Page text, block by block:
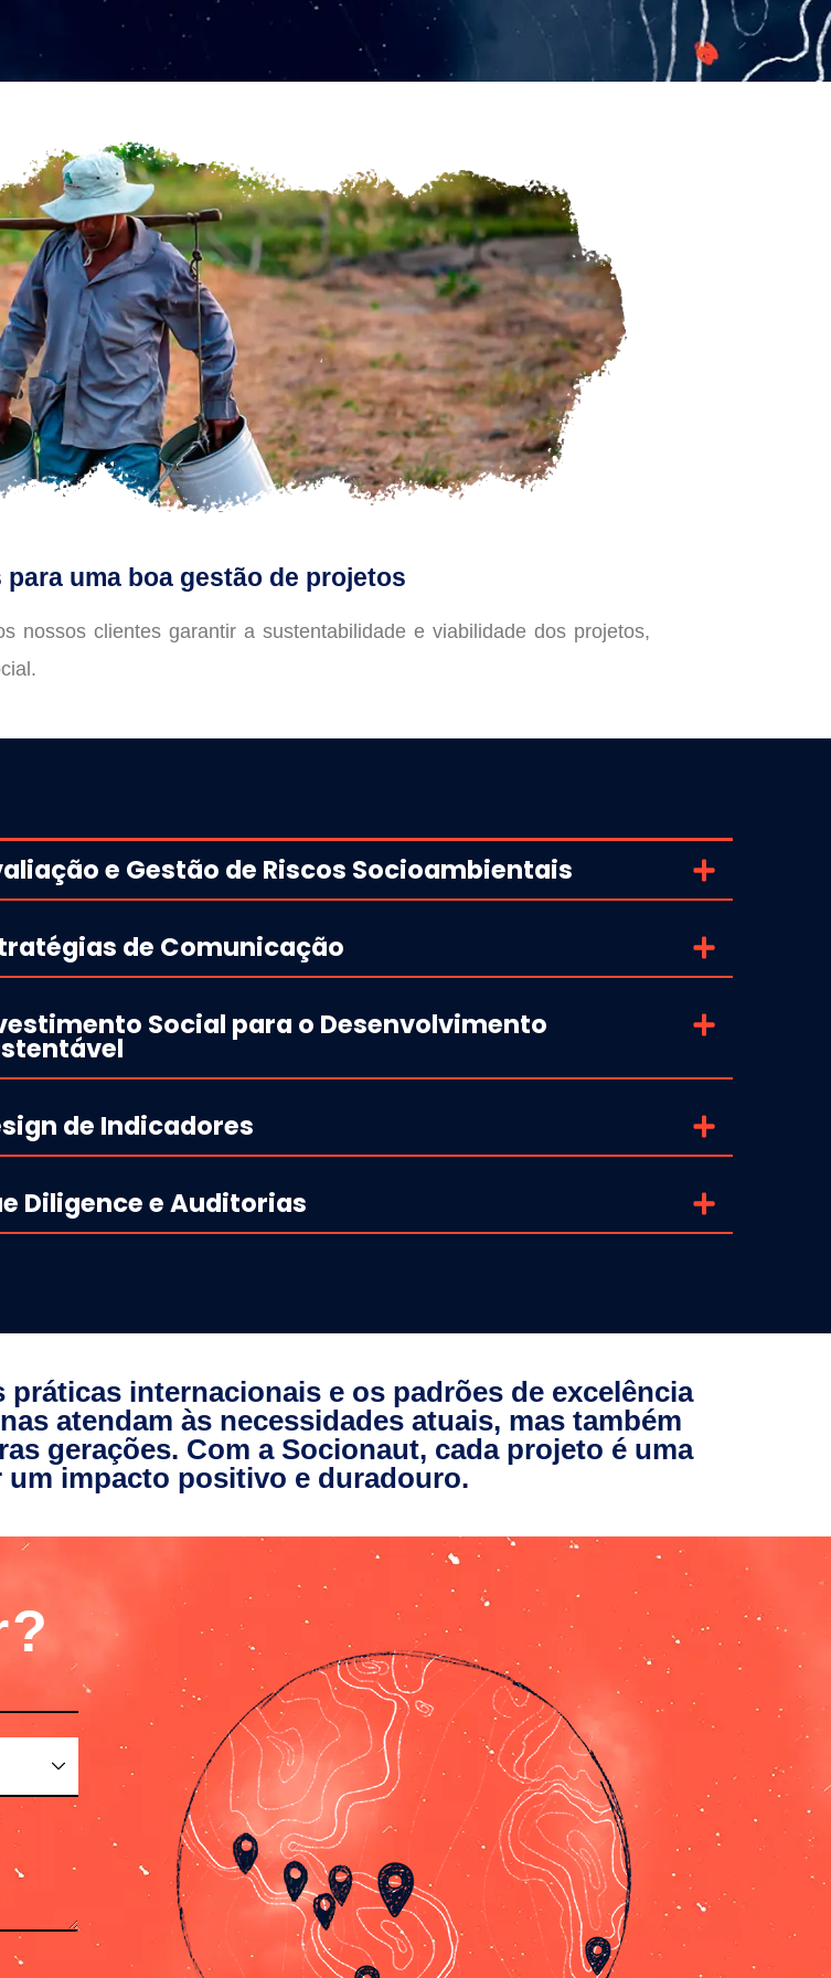
uma boa gestão de projetos
nossos clientes garantir a sustentabilidade e viabilidade dos projetos,
e Gestão de Riscos Socioambientais
de Comunicação
Social para o Desenvolvimento
de Indicadores
Diligence e Auditorias
internacionais e os padrões de excelência
atendam às necessidades atuais, mas também
gerações. Com a Socionaut, cada projeto é uma
impacto positivo e duradouro.